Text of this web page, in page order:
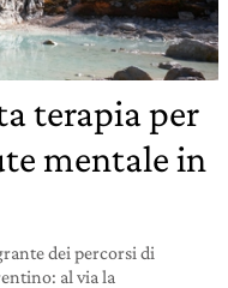
terapia per
mentale in
dei percorsi di
al via la